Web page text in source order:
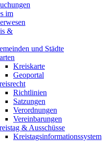
im
&
und Städte
Kreiskarte
Geoportal
Richtlinien
Satzungen
Verordnungen
Vereinbarungen
& Ausschüsse
Kreistagsinformationssystem